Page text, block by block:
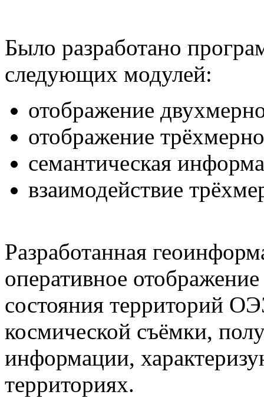
Было разработано
следующих модулей:
отображение
отображение
семантическая
взаимодействие
Разработанная
оперативное
состояния территорий
космической съёмки,
информации,
территориях.